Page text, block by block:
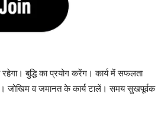
बुद्धि का प्रयोग करेंग। कार्य में सफलता
जोखिम व जमानत के कार्य टालें। समय सुखपूर्वक